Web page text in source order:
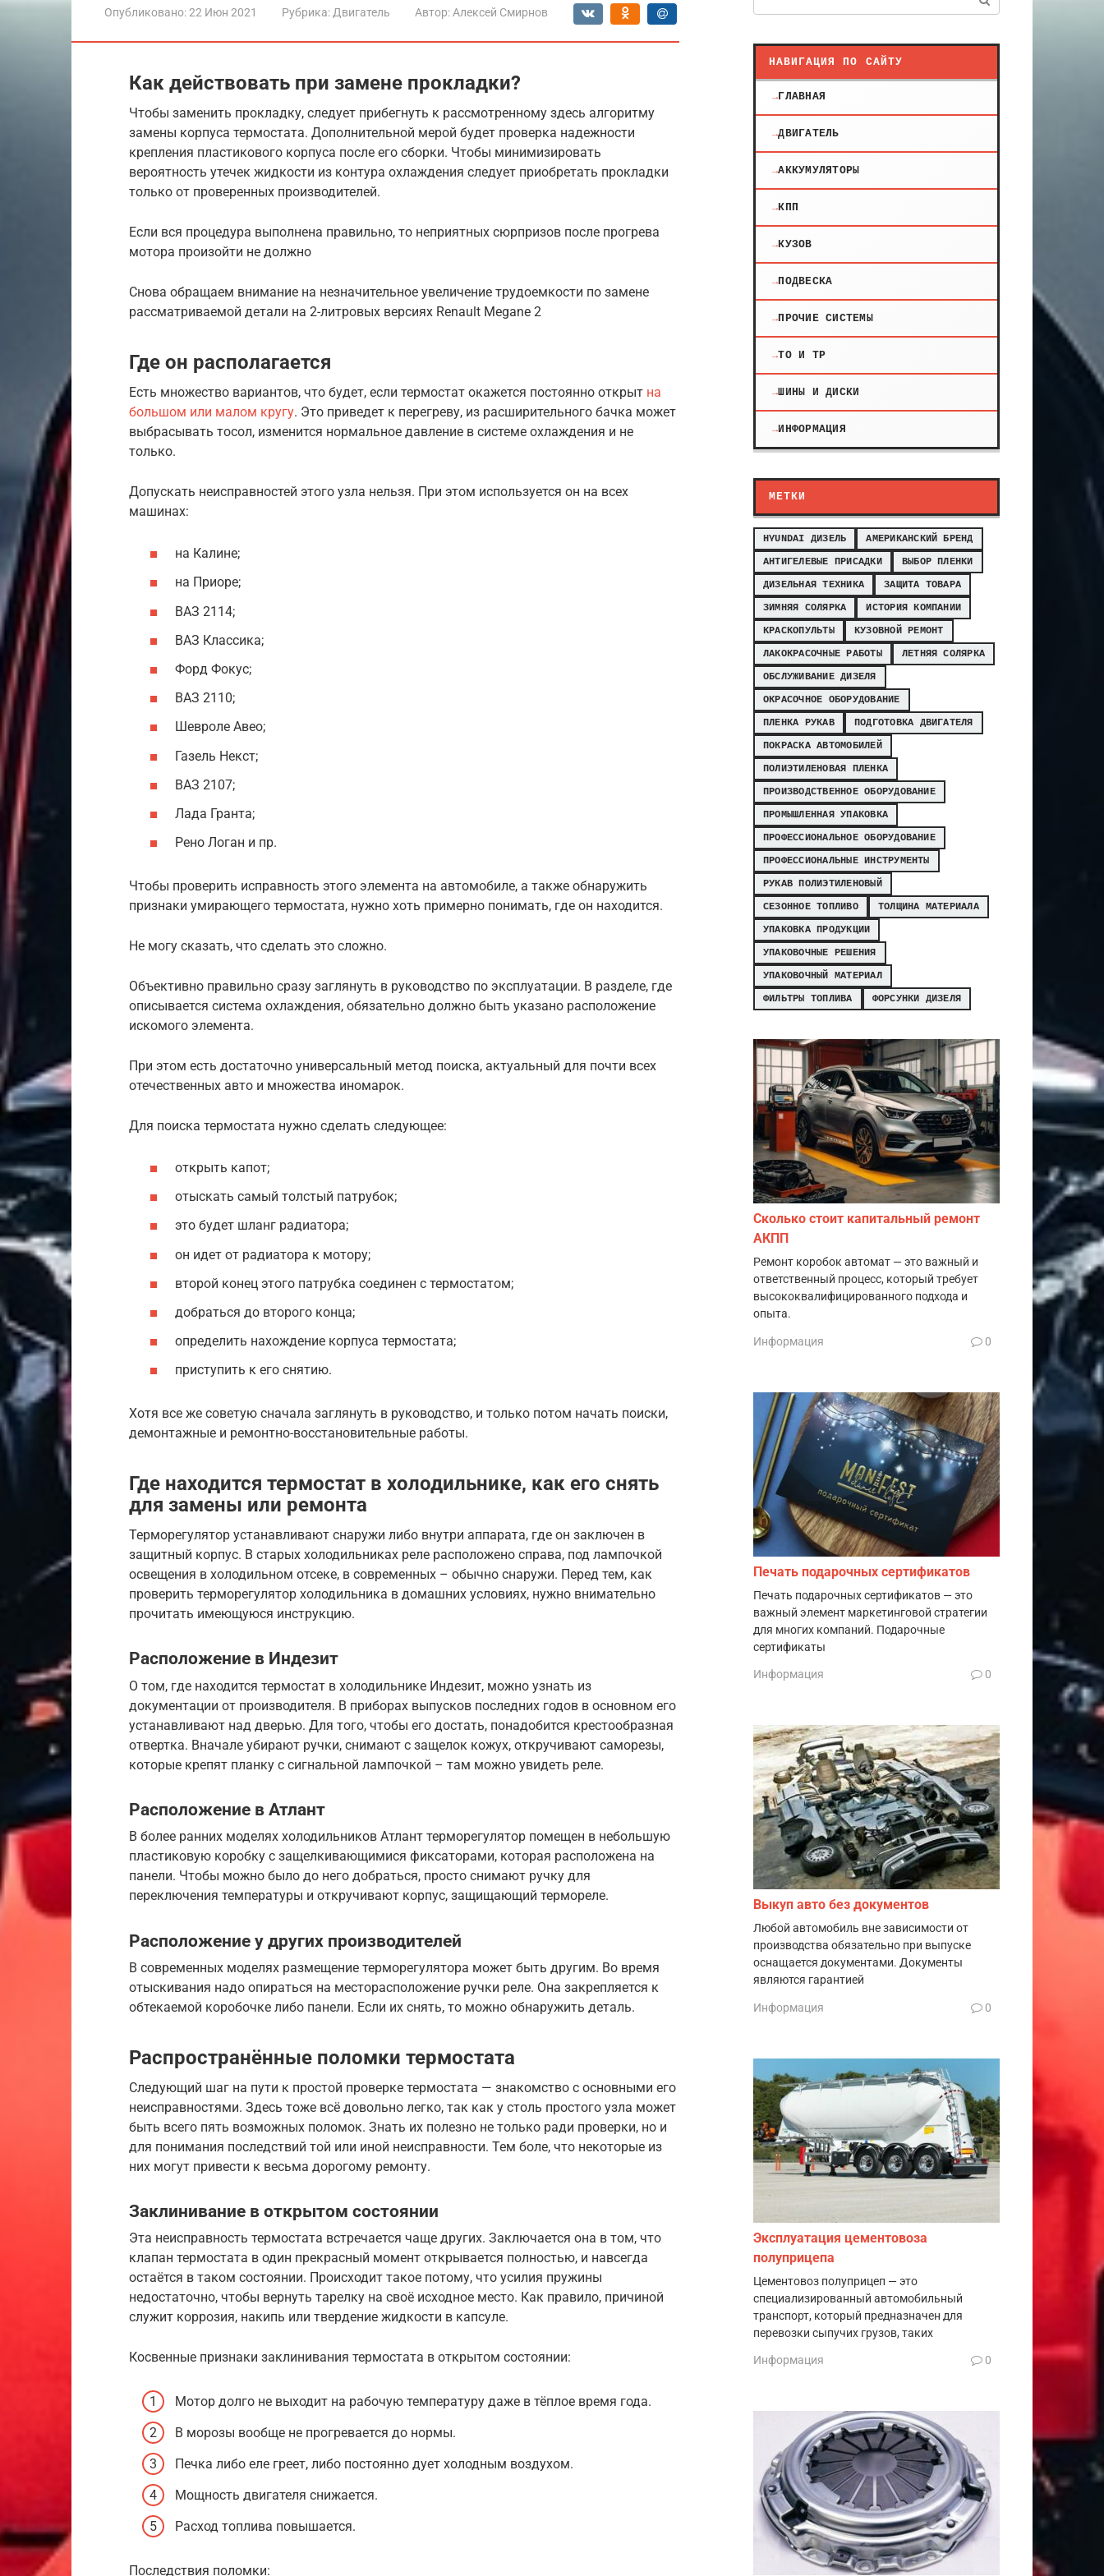
Опубликовано:22 Июн 2021 Рубрика: Двигатель Автор: Алексей Смирнов
Как действовать при замене прокладки?
Чтобы заменить прокладку, следует прибегнуть к рассмотренному здесь алгоритму
замены корпуса термостата. Дополнительной мерой будет проверка надежности
крепления пластикового корпуса после его сборки. Чтобы минимизировать
вероятность утечек жидкости из контура охлаждения следует приобретать прокладки
только от проверенных производителей.
Если вся процедура выполнена правильно, то неприятных сюрпризов после прогрева
мотора произойти не должно
Снова обращаем внимание на незначительное увеличение трудоемкости по замене
рассматриваемой детали на 2-литровых версиях Renault Megane 2
Где он располагается
Есть множество вариантов, что будет, если термостат окажется постоянно открыт на
большом или малом кругу. Это приведет к перегреву, из расширительного бачка может
выбрасывать тосол, изменится нормальное давление в системе охлаждения и не
только.
Допускать неисправностей этого узла нельзя. При этом используется он на всех
машинах:
на Калине;
на Приоре;
ВАЗ 2114;
ВАЗ Классика;
Форд Фокус;
ВАЗ 2110;
Шевроле Авео;
Газель Некст;
ВАЗ 2107;
Лада Гранта;
Рено Логан и пр.
Чтобы проверить исправность этого элемента на автомобиле, а также обнаружить
признаки умирающего термостата, нужно хоть примерно понимать, где он находится.
Не могу сказать, что сделать это сложно.
Объективно правильно сразу заглянуть в руководство по эксплуатации. В разделе, где
описывается система охлаждения, обязательно должно быть указано расположение
искомого элемента.
При этом есть достаточно универсальный метод поиска, актуальный для почти всех
отечественных авто и множества иномарок.
Для поиска термостата нужно сделать следующее:
открыть капот;
отыскать самый толстый патрубок;
это будет шланг радиатора;
он идет от радиатора к мотору;
второй конец этого патрубка соединен с термостатом;
добраться до второго конца;
определить нахождение корпуса термостата;
приступить к его снятию.
Хотя все же советую сначала заглянуть в руководство, и только потом начать поиски,
демонтажные и ремонтно-восстановительные работы.
Где находится термостат в холодильнике, как его снять
для замены или ремонта
Терморегулятор устанавливают снаружи либо внутри аппарата, где он заключен в
защитный корпус. В старых холодильниках реле расположено справа, под лампочкой
освещения в холодильном отсеке, в современных – обычно снаружи. Перед тем, как
проверить терморегулятор холодильника в домашних условиях, нужно внимательно
прочитать имеющуюся инструкцию.
Расположение в Индезит
О том, где находится термостат в холодильнике Индезит, можно узнать из
документации от производителя. В приборах выпусков последних годов в основном его
устанавливают над дверью. Для того, чтобы его достать, понадобится крестообразная
отвертка. Вначале убирают ручки, снимают с защелок кожух, откручивают саморезы,
которые крепят планку с сигнальной лампочкой – там можно увидеть реле.
Расположение в Атлант
В более ранних моделях холодильников Атлант терморегулятор помещен в небольшую
пластиковую коробку с защелкивающимися фиксаторами, которая расположена на
панели. Чтобы можно было до него добраться, просто снимают ручку для
переключения температуры и откручивают корпус, защищающий термореле.
Расположение у других производителей
В современных моделях размещение терморегулятора может быть другим. Во время
отыскивания надо опираться на месторасположение ручки реле. Она закрепляется к
обтекаемой коробочке либо панели. Если их снять, то можно обнаружить деталь.
Распространённые поломки термостата
Следующий шаг на пути к простой проверке термостата — знакомство с основными его
неисправностями. Здесь тоже всё довольно легко, так как у столь простого узла может
быть всего пять возможных поломок. Знать их полезно не только ради проверки, но и
для понимания последствий той или иной неисправности. Тем боле, что некоторые из
них могут привести к весьма дорогому ремонту.
Заклинивание в открытом состоянии
Эта неисправность термостата встречается чаще других. Заключается она в том, что
клапан термостата в один прекрасный момент открывается полностью, и навсегда
остаётся в таком состоянии. Происходит такое потому, что усилия пружины
недостаточно, чтобы вернуть тарелку на своё исходное место. Как правило, причиной
служит коррозия, накипь или твердение жидкости в капсуле.
Косвенные признаки заклинивания термостата в открытом состоянии:
Мотор долго не выходит на рабочую температуру даже в тёплое время года.
В морозы вообще не прогревается до нормы.
Печка либо еле греет, либо постоянно дует холодным воздухом.
Мощность двигателя снижается.
Расход топлива повышается.
Последствия поломки:
НАВИГАЦИЯ ПО САЙТУ
ГЛАВНАЯ
ДВИГАТЕЛЬ
АККУМУЛЯТОРЫ
КПП
КУЗОВ
ПОДВЕСКА
ПРОЧИЕ СИСТЕМЫ
ТО И ТР
ШИНЫ И ДИСКИ
ИНФОРМАЦИЯ
МЕТКИ
HYUNDAI ДИЗЕЛЬ
АМЕРИКАНСКИЙ БРЕНД
АНТИГЕЛЕВЫЕ ПРИСАДКИ
ВЫБОР ПЛЕНКИ
ДИЗЕЛЬНАЯ ТЕХНИКА
ЗАЩИТА ТОВАРА
ЗИМНЯЯ СОЛЯРКА
ИСТОРИЯ КОМПАНИИ
КРАСКОПУЛЬТЫ
КУЗОВНОЙ РЕМОНТ
ЛАКОКРАСОЧНЫЕ РАБОТЫ
ЛЕТНЯЯ СОЛЯРКА
ОБСЛУЖИВАНИЕ ДИЗЕЛЯ
ОКРАСОЧНОЕ ОБОРУДОВАНИЕ
ПЛЕНКА РУКАВ
ПОДГОТОВКА ДВИГАТЕЛЯ
ПОКРАСКА АВТОМОБИЛЕЙ
ПОЛИЭТИЛЕНОВАЯ ПЛЕНКА
ПРОИЗВОДСТВЕННОЕ ОБОРУДОВАНИЕ
ПРОМЫШЛЕННАЯ УПАКОВКА
ПРОФЕССИОНАЛЬНОЕ ОБОРУДОВАНИЕ
ПРОФЕССИОНАЛЬНЫЕ ИНСТРУМЕНТЫ
РУКАВ ПОЛИЭТИЛЕНОВЫЙ
СЕЗОННОЕ ТОПЛИВО
ТОЛЩИНА МАТЕРИАЛА
УПАКОВКА ПРОДУКЦИИ
УПАКОВОЧНЫЕ РЕШЕНИЯ
УПАКОВОЧНЫЙ МАТЕРИАЛ
ФИЛЬТРЫ ТОПЛИВА
ФОРСУНКИ ДИЗЕЛЯ
Сколько стоит капитальный ремонт
АКПП
Ремонт коробок автомат — это важный и
ответственный процесс, который требует
высококвалифицированного подхода и
опыта.
Информация 0
Печать подарочных сертификатов
Печать подарочных сертификатов — это
важный элемент маркетинговой стратегии
для многих компаний. Подарочные
сертификаты
Информация 0
Выкуп авто без документов
Любой автомобиль вне зависимости от
производства обязательно при выпуске
оснащается документами. Документы
являются гарантией
Информация 0
Эксплуатация цементовоза
полуприцепа
Цементовоз полуприцеп — это
специализированный автомобильный
транспорт, который предназначен для
перевозки сыпучих грузов, таких
Информация 0